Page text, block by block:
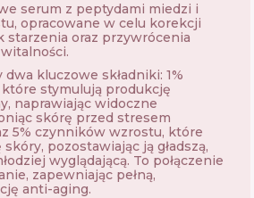
serum z peptydami miedzi i
opracowane w celu korekcji
starzenia oraz przywrócenia
dwa kluczowe składniki: 1%
stymulują produkcję
naprawiając widoczne
skórę przed stresem
5% czynników wzrostu, które
pozostawiając ją gładszą,
wyglądającą. To połączenie
zapewniając pełną,
anti-aging.